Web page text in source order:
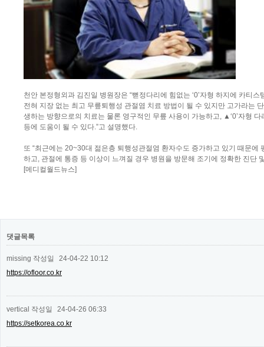
천안 본정형외과 김진일 병원장은 “뻗정다리에 힘없는 ‘0’자형 하지에 카티
전혀 지장 없는 최고 무릎퇴행성 관절염 치료 방법이 될 수 있지만 고가라는
생하는 방향으로의 치료는 물론 영구적인 무릎 사용이 가능하고, ▲‘0’자형
등에 도움이 될 수 있다.”고 설명했다.
또 “최근에는 20~30대 젊은층 퇴행성관절염 환자수도 증가하고 있기 때문
하고, 관절에 통증 등 이상이 느껴질 경우 병원을 방문해 조기에 정확한 진단
[메디컬월드뉴스]
댓글목록
missing 작성일
24-04-22 10:12
https://ofloor.co.kr
vertical 작성일
24-04-26 06:33
https://setkorea.co.kr